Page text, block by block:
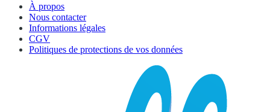
À propos
Nous contacter
Informations légales
CGV
Politiques de protections de vos données